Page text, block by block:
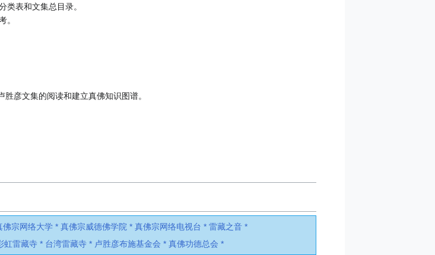
类表和文集总目录。
。
彦文集的阅读和建立真佛知识图谱。
佛宗网络大学 * 真佛宗威德佛学院 * 真佛宗网络电视台 * 雷藏之音 *
虹雷藏寺 * 台湾雷藏寺 * 卢胜彦布施基金会 * 真佛功德总会 *